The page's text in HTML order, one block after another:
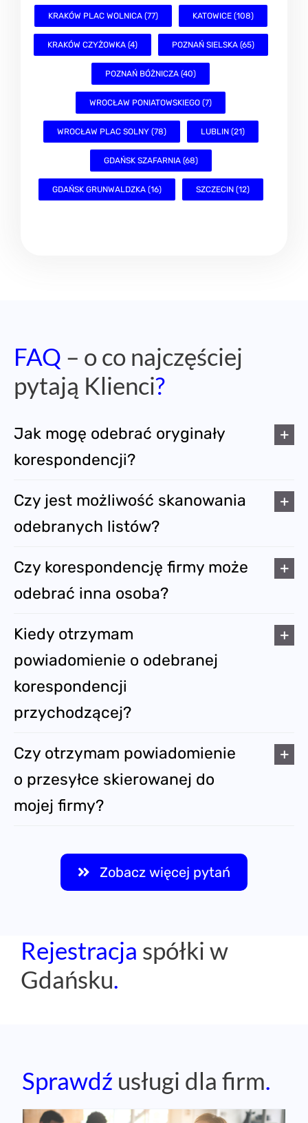
KRAKÓW PLAC WOLNICA (77) KATOWICE (108)
KRAKÓW CZYŻOWKA (4) POZNAŃ SIELSKA (65)
POZNAŃ BÓŻNICZA (40)
WROCŁAW PONIATOWSKIEGO (7)
WROCŁAW PLAC SOLNY (78) LUBLIN (21)
GDAŃSK SZAFARNIA (68)
GDAŃSK GRUNWALDZKA (16) SZCZECIN (12)
FAQ – o co najczęściej
pytają Klienci?
Jak mogę odebrać oryginały
korespondencji?
Czy jest możliwość skanowania
odebranych listów?
Czy korespondencję firmy może
odebrać inna osoba?
Kiedy otrzymam
powiadomienie o odebranej
korespondencji
przychodzącej?
Czy otrzymam powiadomienie
o przesyłce skierowanej do
mojej firmy?
Zobacz więcej pytań
Rejestracja spółki w
Gdańsku.
Sprawdź usługi dla firm.